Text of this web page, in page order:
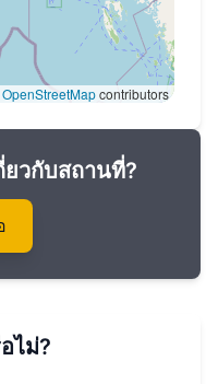
ยู่ในภูเก็ตตอนเชื้อ
อน!
OpenStreetMapcontributors
วกับสถานที่?
ไม่?